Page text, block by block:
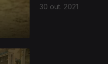
30 out. 2021